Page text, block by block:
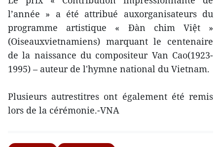
l’année » a été attribué auxorganisateurs du
programme artistique « Đàn chim Việt »
(Oiseauxvietnamiens) marquant le centenaire
de la naissance du compositeur Van Cao(1923-
1995) – auteur de l'hymne national du Vietnam.
Plusieurs autrestitres ont également été remis
lors de la cérémonie.-VNA